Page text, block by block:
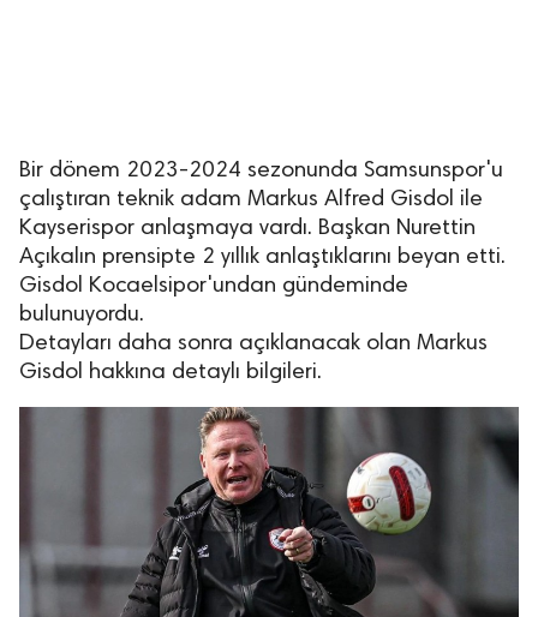
Bir dönem 2023-2024 sezonunda Samsunspor'u
çalıştıran teknik adam Markus Alfred Gisdol ile
Kayserispor anlaşmaya vardı. Başkan Nurettin
Açıkalın prensipte 2 yıllık anlaştıklarını beyan etti.
Gisdol Kocaelsipor'undan gündeminde
bulunuyordu.
Detayları daha sonra açıklanacak olan Markus
Gisdol hakkına detaylı bilgileri.